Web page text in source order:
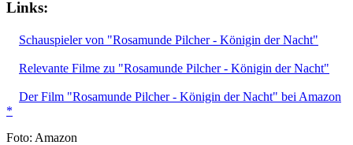
Links:
Schauspieler von "Rosamunde Pilcher - Königin der Nacht"
Relevante Filme zu "Rosamunde Pilcher - Königin der Nacht"
Der Film "Rosamunde Pilcher - Königin der Nacht" bei Amazon
*
Foto: Amazon